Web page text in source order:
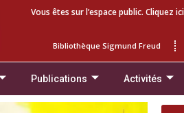
Vous êtes sur l’espace public. Cliquez
Bibliothèque Sigmund Freud
Publications Activités